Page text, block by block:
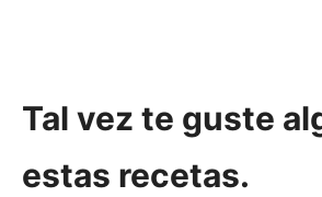
Tal vez te guste
estas recetas.